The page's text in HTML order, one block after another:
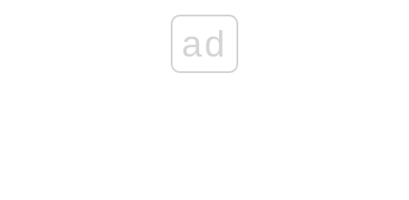
ad